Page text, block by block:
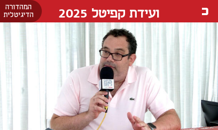
המהדורה
הדיגיטלית
ועידת קפיטל 2025